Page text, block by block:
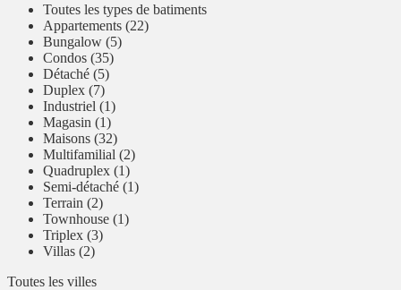
Toutes les types de batiments
Appartements (22)
Bungalow (5)
Condos (35)
Détaché (5)
Duplex (7)
Industriel (1)
Magasin (1)
Maisons (32)
Multifamilial (2)
Quadruplex (1)
Semi-détaché (1)
Terrain (2)
Townhouse (1)
Triplex (3)
Villas (2)
Toutes les villes